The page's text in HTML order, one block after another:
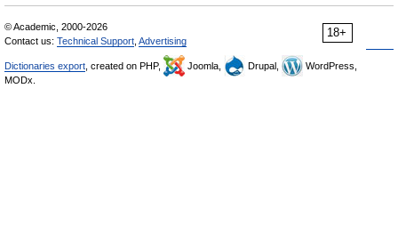
18+
© Academic, 2000-2026
Contact us: Technical Support Advertising
Dictionaries export , created on PHP, Joomla, Drupal,
WordPress,
MODx.